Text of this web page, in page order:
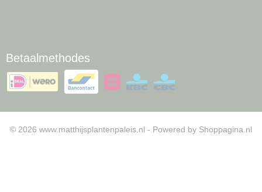
Betaalmethodes
© 2026 www.matthijsplantenpaleis.nl - Powered by Shoppagina.nl